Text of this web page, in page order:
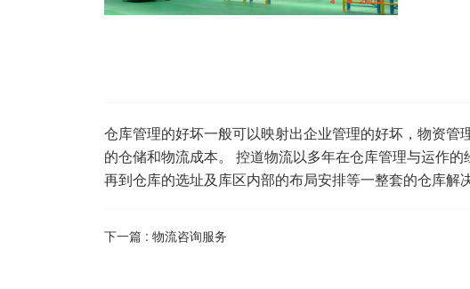
仓库管理的好坏一般可以映射出企业管理的好坏，物资
的仓储和物流成本。 控道物流以多年在仓库管理与运作
再到仓库的选址及库区内部的布局安排等一整套的仓库解决
下一篇 : 物流咨询服务